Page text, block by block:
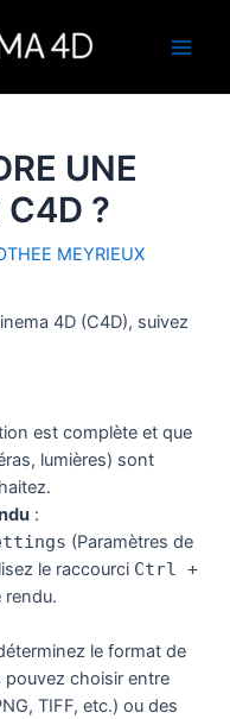
UNE
C4D ?
MEYRIEUX
4D (C4D), suivez
est complète et que
lumières) sont
:
(Paramètres de
le raccourci Ctrl +
rendu.
le format de
pouvez choisir entre
TIFF, etc.) ou des